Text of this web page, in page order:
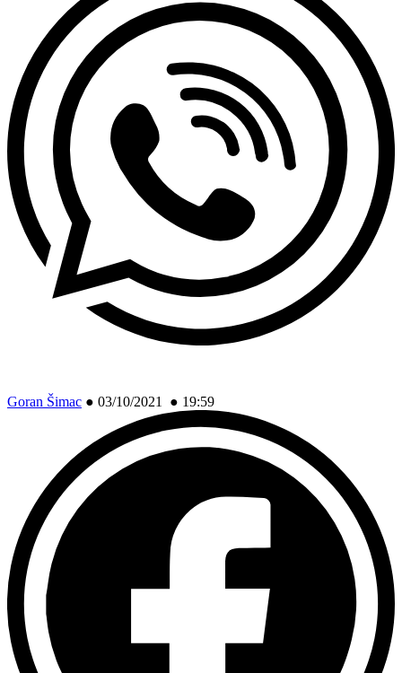
Goran Šimac ● 03/10/2021 ● 19:59